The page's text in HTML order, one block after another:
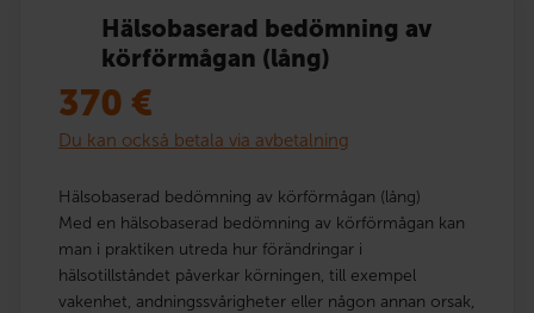
Hälsobaserad bedömning av
körförmågan (lång)
370 €
Du kan också betala via avbetalning
Hälsobaserad bedömning av körförmågan (lång)
Med en hälsobaserad bedömning av körförmågan kan
man i praktiken utreda hur förändringar i
hälsotillståndet påverkar körningen, till exempel
vakenhet, andningssvårigheter eller någon annan orsak,